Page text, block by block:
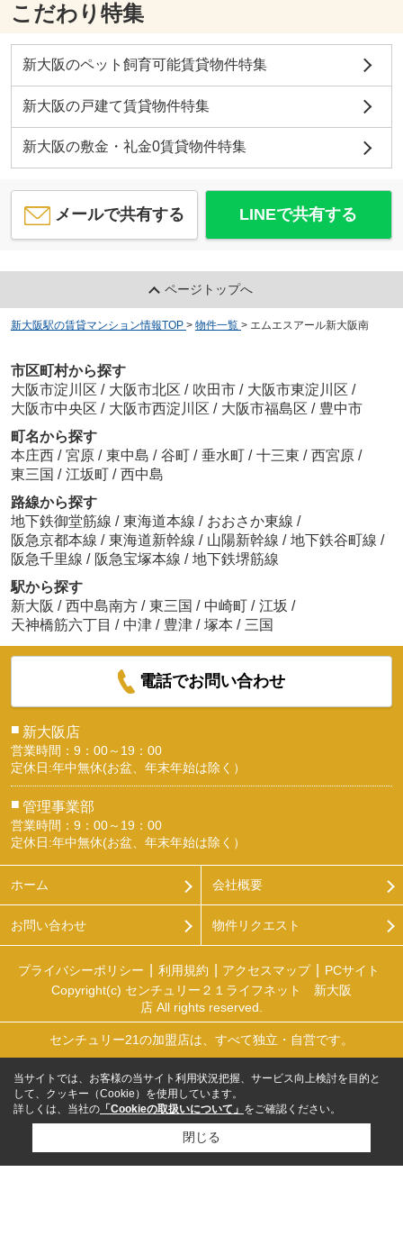
こだわり特集
新大阪のペット飼育可能賃貸物件特集
新大阪の戸建て賃貸物件特集
新大阪の敷金・礼金0賃貸物件特集
メールで共有する LINEで共有する
ページトップへ
新大阪駅の賃貸マンション情報TOP > 物件一覧 > エムエスアール新大阪南
市区町村から探す
大阪市淀川区 / 大阪市北区 / 吹田市 / 大阪市東淀川区 /
大阪市中央区 / 大阪市西淀川区 / 大阪市福島区 / 豊中市
町名から探す
本庄西 / 宮原 / 東中島 / 谷町 / 垂水町 / 十三東 / 西宮原 /
東三国 / 江坂町 / 西中島
路線から探す
地下鉄御堂筋線 / 東海道本線 / おおさか東線 /
阪急京都本線 / 東海道新幹線 / 山陽新幹線 / 地下鉄谷町線 /
阪急千里線 / 阪急宝塚本線 / 地下鉄堺筋線
駅から探す
新大阪 / 西中島南方 / 東三国 / 中崎町 / 江坂 /
天神橋筋六丁目 / 中津 / 豊津 / 塚本 / 三国
電話でお問い合わせ
■ 新大阪店
営業時間：9：00～19：00
定休日:年中無休(お盆、年末年始は除く）
■ 管理事業部
営業時間：9：00～19：00
定休日:年中無休(お盆、年末年始は除く）
ホーム 会社概要
お問い合わせ 物件リクエスト
プライバシーポリシー 利用規約 アクセスマップ
PCサイト
Copyright(c) センチュリー２１ライフネット 新大阪
店 All rights reserved.
センチュリー21の加盟店は、すべて独立・自営です。
当サイトでは、お客様の当サイト利用状況把握、サービス向上検討を目的と
して、クッキー（Cookie）を使用しています。
詳しくは、当社の 「Cookieの取扱いについて」 をご確認ください。
閉じる